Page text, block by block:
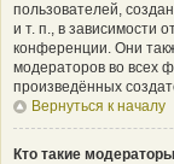
пользователей,
и т. п., в зависимости
конференции. Они
модераторов во всех
произведённых
Вернуться к началу
Кто такие